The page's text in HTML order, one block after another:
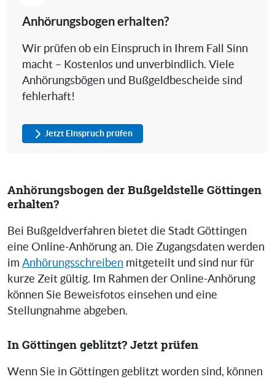
Anhörungsbogen erhalten?
Wir prüfen ob ein Einspruch in Ihrem Fall Sinn
macht – Kostenlos und unverbindlich. Viele
Anhörungsbögen und Bußgeldbescheide sind
fehlerhaft!
Jetzt Einspruch prüfen
Anhörungsbogen der Bußgeldstelle Göttingen
erhalten?
Bei Bußgeldverfahren bietet die Stadt Göttingen
eine Online-Anhörung an. Die Zugangsdaten werden
im Anhörungsschreiben mitgeteilt und sind nur für
kurze Zeit gültig. Im Rahmen der Online-Anhörung
können Sie Beweisfotos einsehen und eine
Stellungnahme abgeben.
In Göttingen geblitzt? Jetzt prüfen
Wenn Sie in Göttingen geblitzt worden sind, können